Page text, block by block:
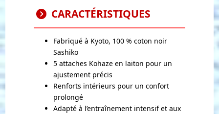
CARACTÉRISTIQUES
Fabriqué à Kyoto, 100 % coton noir
Sashiko
5 attaches Kohaze en laiton pour un
ajustement précis
Renforts intérieurs pour un confort
prolongé
Adapté à l’entraînement intensif et aux